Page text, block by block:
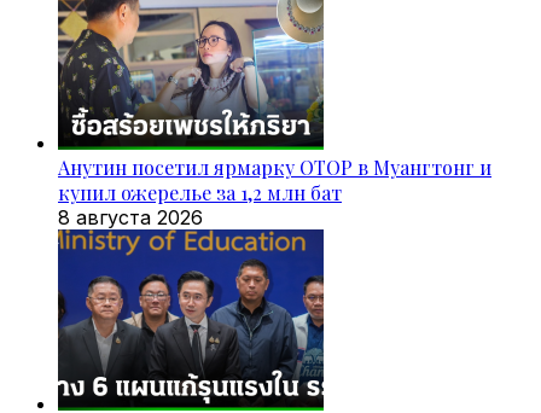
Анутин посетил ярмарку OTOP в Муангтонг и
купил ожерелье за 1,2 млн бат
8 августа 2026